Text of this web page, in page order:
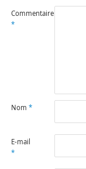
Commentaire
*
Nom *
E-mail
*